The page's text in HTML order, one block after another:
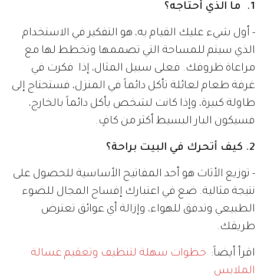
1. ما الذي أحتاجه؟
- أول شيء عليك القيام به، هو التفكير في الاستخدام
الذي سيتم للمساحة التي تصممها وتخطط لها مع
مراعاة ظروفك. فعلى سبيل المثال، إذا فكرت في
غرفة طعام لعائلة تأكل دائماً في المنزل، فستحتاج إلى
طاولة كبيرة، وإذا كانت لشخص يأكل دائماً بالخارج،
فسيكون البار البسيط أكثر من كافٍ.
2. كيف أتحرك في البيت براحة؟
- توزيع الأثاث هو أحد المفاتيح الأساسية للحصول على
نتيجة مثالية. ضع في اعتبارك إفساح المجال للضوء
الطبيعي وتدفق للهواء، وإزالة أي عوائق تعترض
طريقك.
اقرأ أيضاً: خطوات سهلة لتنظيف وتعقيم غسالة
الملابس